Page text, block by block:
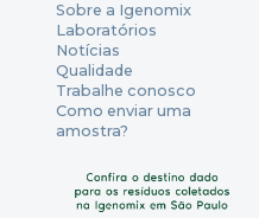
Sobre a Igenomix
Laboratórios
Notícias
Qualidade
Trabalhe conosco
Como enviar uma
amostra?